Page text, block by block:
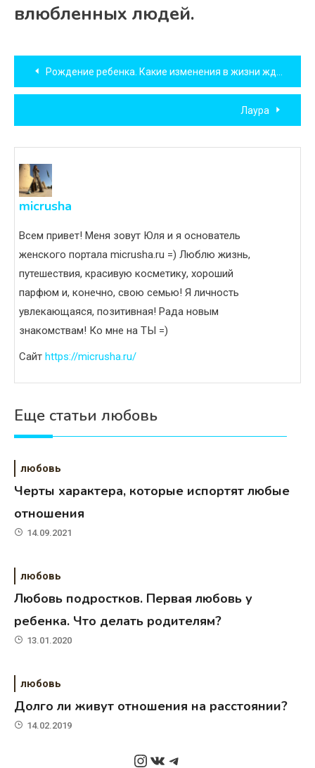
влюбленных людей.
Навигация
по
записям
Рождение ребенка. Какие изменения в жизни ждут родителей
Лаура
micrusha
Всем привет! Меня зовут Юля и я основатель
женского портала micrusha.ru =) Люблю жизнь,
путешествия, красивую косметику, хороший
парфюм и, конечно, свою семью! Я личность
увлекающаяся, позитивная! Рада новым
знакомствам! Ко мне на ТЫ =)
Сайт https://micrusha.ru/
Еще статьи любовь
любовь
Черты характера, которые испортят любые
отношения
14.09.2021
любовь
Любовь подростков. Первая любовь у
ребенка. Что делать родителям?
13.01.2020
любовь
Долго ли живут отношения на расстоянии?
14.02.2019
Instagram
ВКонтакте
Telegram